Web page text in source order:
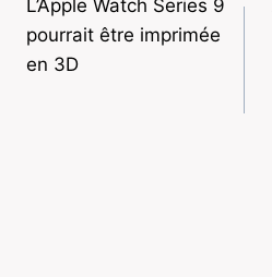
de
l’article
L’Apple Watch Series 9
pourrait être imprimée
en 3D